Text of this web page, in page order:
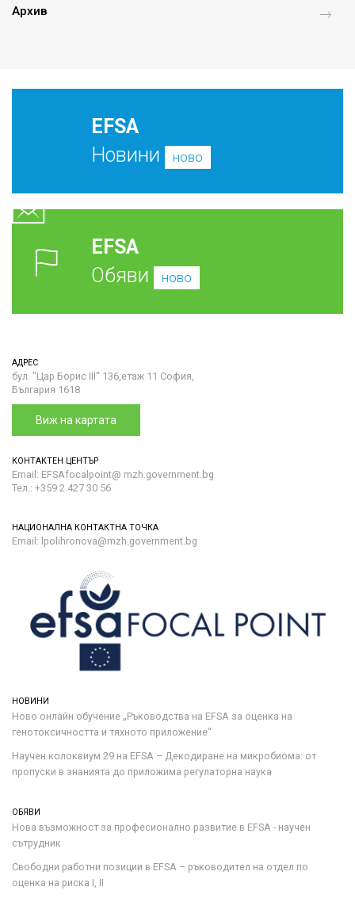
Архив
EFSA
Новини
ново
EFSA
Обяви
ново
АДРЕС
бул. "Цар Борис III" 136,етаж 11 София,
България 1618
Виж на картата
КОНТАКТЕН ЦЕНТЪР
Email: EFSAfocalpoint@ mzh.government.bg
Тел.: +359 2 427 30 56
НАЦИОНАЛНА КОНТАКТНА ТОЧКА
Email: lpolihronova@mzh.government.bg
НОВИНИ
Ново онлайн обучение „Ръководства на ЕFSA за оценка на
генотоксичността и тяхното приложение“
Научен колоквиум 29 на EFSA – Декодиране на микробиома: от
пропуски в знанията до приложима регулаторна наука
ОБЯВИ
Нова възможност за професионално развитие в EFSA - научен
сътрудник
Свободни работни позиции в EFSA – ръководител на отдел по
оценка на риска I, II